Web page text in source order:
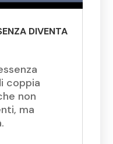
DIVENTA
coppia
non
ma